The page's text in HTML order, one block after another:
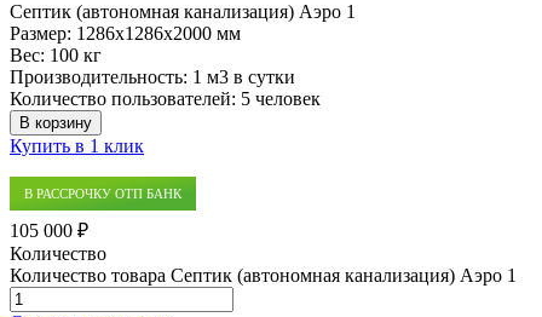
Септик (автономная канализация) Аэро 1
Размер: 1286x1286x2000 мм
Вес: 100 кг
Производительность: 1 м3 в сутки
Количество пользователей: 5 человек
В корзину
Купить в 1 клик
В РАССРОЧКУ ОТП БАНК
105 000 ₽
Количество
Количество товара Септик (автономная канализация) Аэро 1